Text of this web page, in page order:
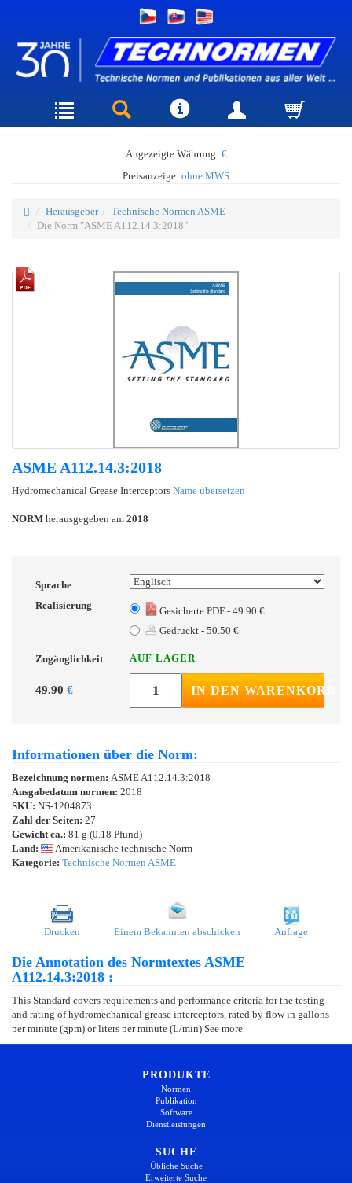
Angezeigte Währung: €
Preisanzeige: ohne MWS
Herausgeber
Technische Normen ASME
Die Norm "ASME A112.14.3:2018"
ASME A112.14.3:2018
Hydromechanical Grease Interceptors Name übersetzen
NORM herausgegeben am 2018
Sprache
Realisierung
Gesicherte PDF - 49.90 €
Gedruckt - 50.50 €
Zugänglichkeit AUF LAGER
49.90 € IN DEN WARENKORB
Informationen über die Norm:
Bezeichnung normen: ASME A112.14.3:2018
Ausgabedatum normen: 2018
SKU: NS-1204873
Zahl der Seiten: 27
Gewicht ca.: 81 g (0.18 Pfund)
Land:
Amerikanische technische Norm
Kategorie: Technische Normen ASME
Drucken Einem Bekannten abschicken Anfrage
Die Annotation des Normtextes ASME
A112.14.3:2018 :
This Standard covers requirements and performance criteria for the testing
and rating of hydromechanical grease interceptors, rated by flow in gallons
per minute (gpm) or liters per minute (L/min) See more
PRODUKTE
Normen
Publikation
Software
Dienstleistungen
SUCHE
Übliche Suche
Erweiterte Suche